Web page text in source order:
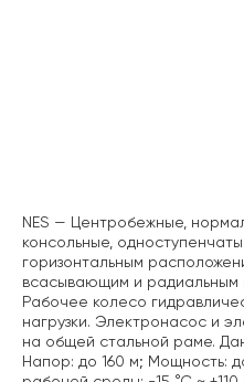
NES — Центробежные,
консольные,
горизонтальным
всасывающим и радиальным
Рабочее колесо
нагрузки. Электронасос и
на общей стальной раме.
Напор: до 160 м; Мощность: